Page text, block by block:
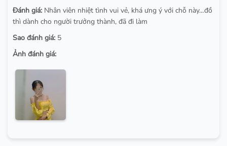
Đánh giá: Nhân viên nhiệt tình vui vẻ, khá ưng ý với chỗ này…đồ
thì dành cho người trưởng thành, đã đi làm
Sao đánh giá: 5
Ảnh đánh giá: